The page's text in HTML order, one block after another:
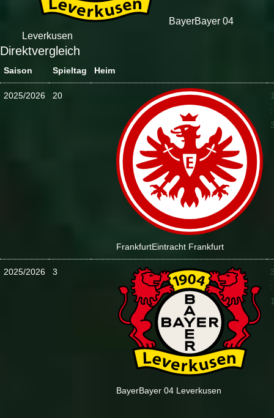
BayerBayer 04
Leverkusen
Direktvergleich
Saison Spieltag Heim
2025/2026 20
FrankfurtEintracht Frankfurt
:
2025/2026 3
BayerBayer 04 Leverkusen
: